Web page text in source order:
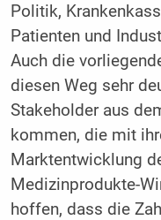
Politik,
Patienten und
Auch die
diesen Weg sehr
Stakeholder aus
kommen, die mit
Marktentwicklung
Medizinprodukte-
hoffen, dass die